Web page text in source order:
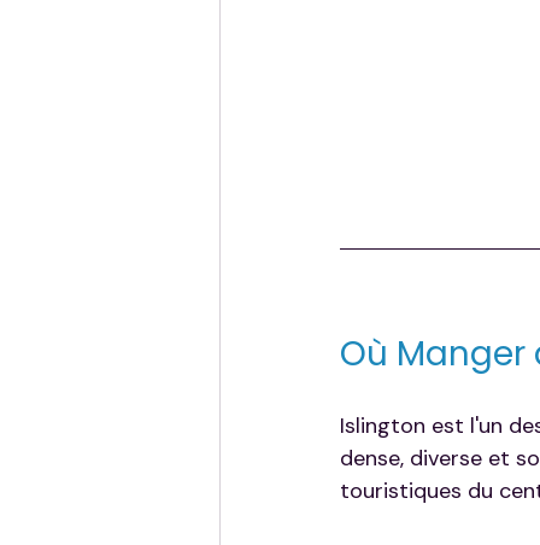
Où Manger
Islington est l'un
dense, diverse et
touristiques du